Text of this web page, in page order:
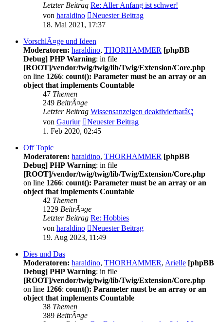
Letzter Beitrag Re: Aller Anfang ist schwer!
von haraldino
Neuester Beitrag
18. Mai 2021, 17:37
VorschlÃ¤ge und Ideen
Moderatoren: haraldino, THORHAMMER [phpBB
Debug] PHP Warning: in file
[ROOT]/vendor/twig/twig/lib/Twig/Extension/Core.php
on line 1266: count(): Parameter must be an array or an
object that implements Countable
47 Themen
249 BeitrÃ¤ge
Letzter Beitrag Wissensanzeigen deaktivierbarâ€¦
von Gauriur
Neuester Beitrag
1. Feb 2020, 02:45
Off Topic
Moderatoren: haraldino, THORHAMMER [phpBB
Debug] PHP Warning: in file
[ROOT]/vendor/twig/twig/lib/Twig/Extension/Core.php
on line 1266: count(): Parameter must be an array or an
object that implements Countable
42 Themen
1229 BeitrÃ¤ge
Letzter Beitrag Re: Hobbies
von haraldino
Neuester Beitrag
19. Aug 2023, 11:49
Dies und Das
Moderatoren: haraldino, THORHAMMER, Arielle [phpBB
Debug] PHP Warning: in file
[ROOT]/vendor/twig/twig/lib/Twig/Extension/Core.php
on line 1266: count(): Parameter must be an array or an
object that implements Countable
38 Themen
389 BeitrÃ¤ge